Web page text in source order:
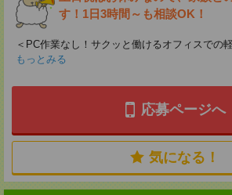
す！1日3時間～も相談OK！
＜PC作業なし！サクッと働けるオフィスでの
もっとみる
応募ページへ
気になる！